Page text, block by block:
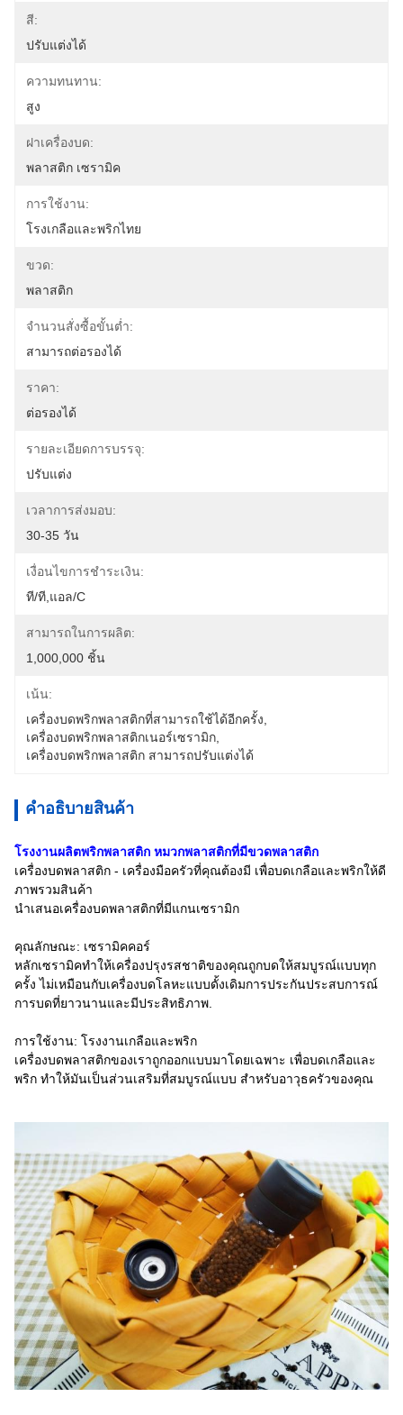
สี:
ปรับแต่งได้
ความทนทาน:
สูง
ฝาเครื่องบด:
พลาสติก เซรามิค
การใช้งาน:
โรงเกลือและพริกไทย
ขวด:
พลาสติก
จำนวนสั่งซื้อขั้นต่ำ:
สามารถต่อรองได้
ราคา:
ต่อรองได้
รายละเอียดการบรรจุ:
ปรับแต่ง
เวลาการส่งมอบ:
30-35 วัน
เงื่อนไขการชำระเงิน:
ที/ที,แอล/C
สามารถในการผลิต:
1,000,000 ชิ้น
เน้น:
เครื่องบดพริกพลาสติกที่สามารถใช้ได้อีกครั้ง
เครื่องบดพริกพลาสติกเนอร์เซรามิก
เครื่องบดพริกพลาสติก สามารถปรับแต่งได้
คําอธิบายสินค้า
โรงงานผลิตพริกพลาสติก หมวกพลาสติกที่มีขวดพลาสติก
เครื่องบดพลาสติก - เครื่องมือครัวที่คุณต้องมี เพื่อบดเกลือและพริกให้ดี
ภาพรวมสินค้า
นําเสนอเครื่องบดพลาสติกที่มีแกนเซรามิก
คุณลักษณะ: เซรามิคคอร์
หลักเซรามิคทําให้เครื่องปรุงรสชาติของคุณถูกบดให้สมบูรณ์แบบทุก
ครั้ง ไม่เหมือนกับเครื่องบดโลหะแบบดั้งเดิมการประกันประสบการณ์
การบดที่ยาวนานและมีประสิทธิภาพ.
การใช้งาน: โรงงานเกลือและพริก
เครื่องบดพลาสติกของเราถูกออกแบบมาโดยเฉพาะ เพื่อบดเกลือและ
พริก ทําให้มันเป็นส่วนเสริมที่สมบูรณ์แบบ สําหรับอาวุธครัวของคุณ